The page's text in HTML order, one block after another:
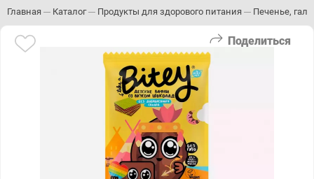
Главная Каталог Продукты для здорового питания Печенье,
Поделиться